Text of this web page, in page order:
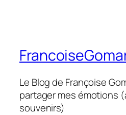
Le Blog de Françoise
partager mes émotions
souvenirs)